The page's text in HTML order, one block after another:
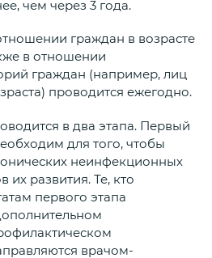
чем через 3 года.
граждан в возрасте
в отношении
граждан (например, лиц
проводится ежегодно.
в два этапа. Первый
для того, чтобы
неинфекционных
их развития. Те, кто
первого этапа
врачом-